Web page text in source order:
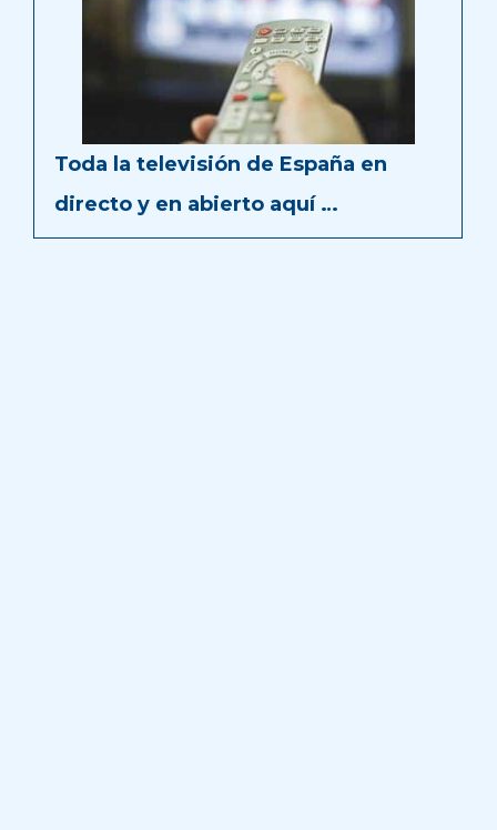
Toda la televisión de España en
directo y en abierto aquí …